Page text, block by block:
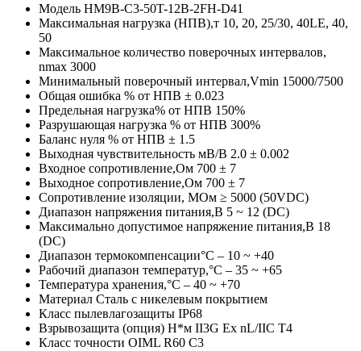
Модель HM9B-C3-50T-12B-2FH-D41
Максимальная нагрузка (НПВ),т 10, 20, 25/30, 40LE, 40,
50
Максимальное количество поверочных интервалов,
nmax 3000
Минимальный поверочный интервал,Vmin 15000/7500
Общая ошибка % от НПВ ± 0.023
Предельная нагрузка% от НПВ 150%
Разрушающая нагрузка % от НПВ 300%
Баланс нуля % от НПВ ± 1.5
Выходная чувствительность мВ/В 2.0 ± 0.002
Входное сопротивление,Ом 700 ± 7
Выходное сопротивление,Ом 700 ± 7
Сопротивление изоляции, МОм ≥ 5000 (50VDC)
Диапазон напряжения питания,В 5 ~ 12 (DC)
Максимально допустимое напряжение питания,В 18
(DC)
Диапазон термокомпенсации°С – 10 ~ +40
Рабочий диапазон температур,°С – 35 ~ +65
Температура хранения,°С – 40 ~ +70
Материал Сталь с никелевым покрытием
Класс пылевлагозащиты IP68
Взрывозащита (опция) Н*м II3G Ex nL/IIC T4
Класс точности OIML R60 C3